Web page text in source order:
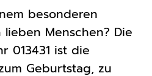
besonderen
Menschen? Die
013431 ist die
Geburtstag, zu